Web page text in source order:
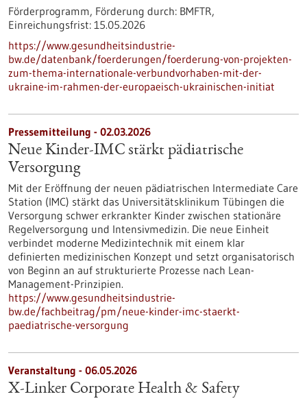
Förderprogramm, Förderung durch: BMFTR,
Einreichungsfrist: 15.05.2026
https://www.gesundheitsindustrie-
bw.de/datenbank/foerderungen/foerderung-von-projekten-
zum-thema-internationale-verbundvorhaben-mit-der-
ukraine-im-rahmen-der-europaeisch-ukrainischen-initiat
Pressemitteilung - 02.03.2026
Neue Kinder-IMC stärkt pädiatrische
Versorgung
Mit der Eröffnung der neuen pädiatrischen Intermediate Care
Station (IMC) stärkt das Universitätsklinikum Tübingen die
Versorgung schwer erkrankter Kinder zwischen stationäre
Regelversorgung und Intensivmedizin. Die neue Einheit
verbindet moderne Medizintechnik mit einem klar
definierten medizinischen Konzept und setzt organisatorisch
von Beginn an auf strukturierte Prozesse nach Lean-
Management-Prinzipien.
https://www.gesundheitsindustrie-
bw.de/fachbeitrag/pm/neue-kinder-imc-staerkt-
paediatrische-versorgung
Veranstaltung - 06.05.2026
X-Linker Corporate Health & Safety